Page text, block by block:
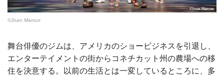
©Joan Marcus
舞台俳優のジムは、アメリカのショービジネスを引退し、
エンターテイメントの街からコネチカット州の農場への移
住を決意する。以前の生活とは一変しているところに、多